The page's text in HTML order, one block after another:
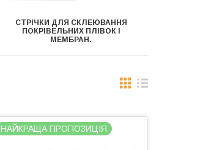
СТРІЧКИ ДЛЯ СКЛЕЮВАННЯ
ПОКРІВЕЛЬНИХ ПЛІВОК І
МЕМБРАН.
НАЙКРАЩА ПРОПОЗИЦІЯ